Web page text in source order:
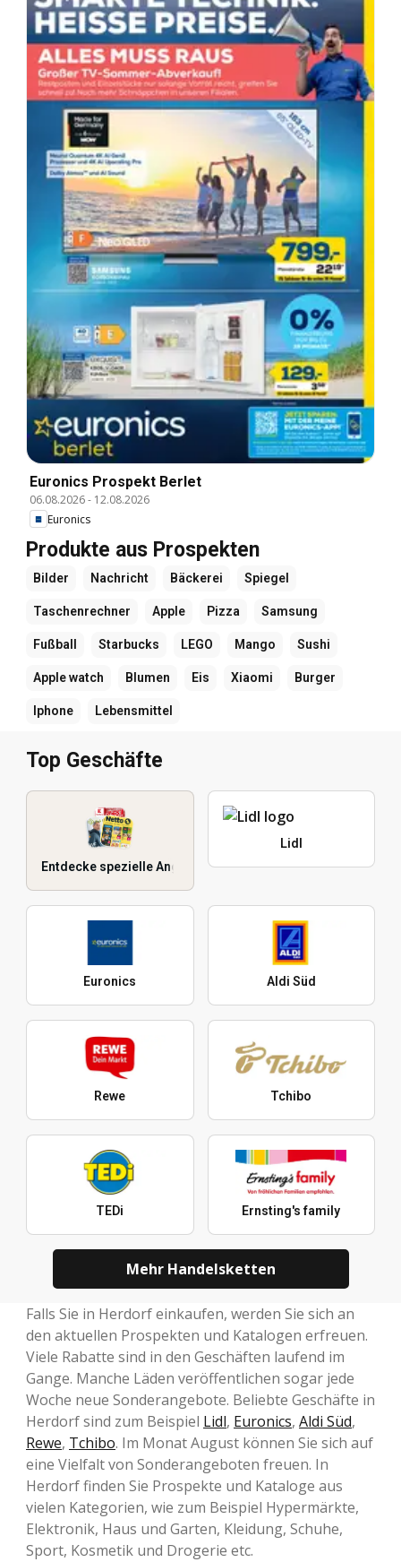
Euronics Prospekt Berlet
06.08.2026- 12.08.2026
Euronics
Produkte aus Prospekten
Bilder Nachricht Bäckerei Spiegel
Taschenrechner Apple Pizza Samsung
Fußball Starbucks LEGO Mango Sushi
Apple watch Blumen Eis Xiaomi Burger
Iphone Lebensmittel
Top Geschäfte
Entdecke spezielle Angebote
Lidl
Euronics Aldi Süd
Rewe Tchibo
TEDi Ernsting's family
Mehr Handelsketten
Falls Sie in Herdorf einkaufen, werden Sie sich an
den aktuellen Prospekten und Katalogen erfreuen.
Viele Rabatte sind in den Geschäften laufend im
Gange. Manche Läden veröffentlichen sogar jede
Woche neue Sonderangebote. Beliebte Geschäfte in
Herdorf sind zum Beispiel Lidl, Euronics, Aldi Süd,
Rewe, Tchibo. Im Monat August können Sie sich auf
eine Vielfalt von Sonderangeboten freuen. In
Herdorf finden Sie Prospekte und Kataloge aus
vielen Kategorien, wie zum Beispiel Hypermärkte,
Elektronik, Haus und Garten, Kleidung, Schuhe,
Sport, Kosmetik und Drogerie etc.